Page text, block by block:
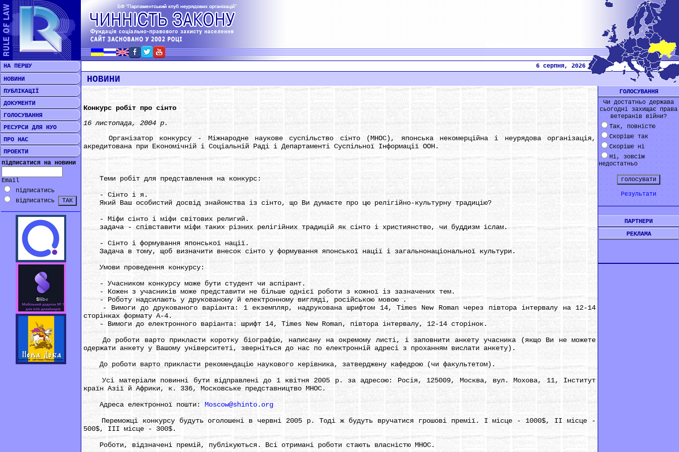
НА ПЕРШУ
6 серпня, 2026
НОВИНИ
ПУБЛІКАЦІЇ
ДОКУМЕНТИ
ГОЛОСУВАННЯ
РЕСУРСИ ДЛЯ НУО
ПРО НАС
ПРОЕКТИ
підписатися на новини
Email
підписатись
відписатись
НОВИНИ
Конкурс робіт про сінто
16 листопада, 2004 р.
Організатор конкурсу - Міжнародне наукове суспільство сінто (МНОС), японська некомерційна і неурядова організація,
акредитована при Економічній і Соціальній Раді і Департаменті Суспільної Інформації ООН.
Теми робіт для представлення на конкурс:
- Сінто і я.
Який Ваш особистий досвід знайомства із сінто, що Ви думаєте про цю релігійно-культурну традицію?
- Міфи сінто і міфи світових религий.
задача - співставити міфи таких різних релігійних традицій як сінто і християнство, чи буддизм іслам.
- Сінто і формування японської нації.
Задача в тому, щоб визначити внесок сінто у формування японської нації і загальнонаціональної культури.
Умови проведення конкурсу:
- Учасником конкурсу може бути студент чи аспірант.
- Кожен з учасників може представити не більше однієї роботи з кожної із зазначених тем.
- Роботу надсилають у друкованому й електронному вигляді, російською мовою .
- Вимоги до друкованого варіанта: 1 екземпляр, надрукована шрифтом 14, Tіmes New Roman через півтора інтервалу на 12-14
сторінках формату А-4.
- Вимоги до електронного варіанта: шрифт 14, Tіmes New Roman, півтора інтервалу, 12-14 сторінок.
До роботи варто прикласти коротку біографію, написану на окремому листі, і заповнити анкету учасника (якщо Ви не можете
одержати анкету у Вашому університеті, зверніться до нас по електронній адресі з проханням вислати анкету).
До роботи варто прикласти рекомендацію наукового керівника, затверджену кафедрою (чи факультетом).
Усі матеріали повинні бути відправлені до 1 квітня 2005 р. за адресою: Росія, 125009, Москва, вул. Мохова, 11, Інститут
країн Азії й Африки, к. 336, Московське представництво МНОС.
Адреса електронної пошти:Moscow@shіnto.org
Переможці конкурсу будуть оголошені в червні 2005 р. Тоді ж будуть вручатися грошові премії. І місце - 1000$, ІІ місце -
500$, ІІІ місце - 300$.
Роботи, відзначені премій, публікуються. Всі отримані роботи стають власністю МНОС.
ГОЛОСУВАННЯ
Чи достатньо держава
сьогодні захищає права
ветеранів війни?
Так, повністю
Скоріше так
Скоріше ні
Ні, зовсім
недостатньо
Результати
ПАРТНЕРИ
РЕКЛАМА